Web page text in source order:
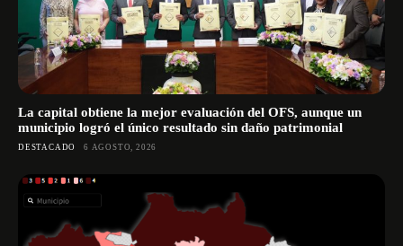
La capital obtiene la mejor evaluación del OFS, aunque un
municipio logró el único resultado sin daño patrimonial
DESTACADO 6 AGOSTO, 2026